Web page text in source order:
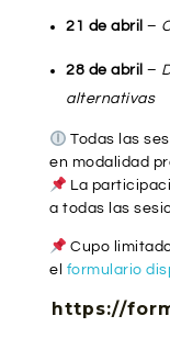
21 de abril –
28 de abril –
alternativas
Todas las
en modalidad
La
a todas las
Cupo
el formulario
https://